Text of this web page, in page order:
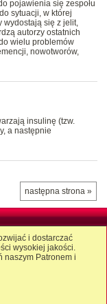
pojawienia się zespołu
sytuacji, w której
wydostają się z jelit,
autorzy ostatnich
wielu problemów
nowotworów,
insulinę (tzw.
a następnie
następna strona »
i dostarczać
wysokiej jakości.
naszym Patronem i